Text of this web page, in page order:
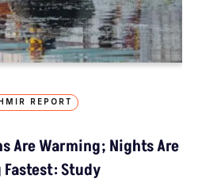
REPORT
Are Warming; Nights Are
Study